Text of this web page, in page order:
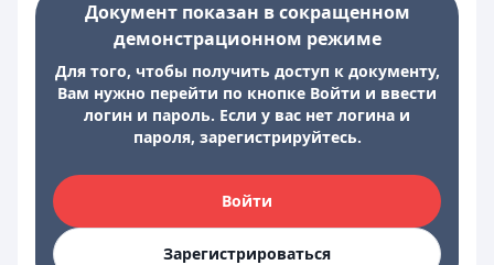
Документ показан в сокращенном
демонстрационном режиме
Для того, чтобы получить доступ к документу,
Вам нужно перейти по кнопке Войти и ввести
логин и пароль. Если у вас нет логина и
пароля, зарегистрируйтесь.
Войти
Зарегистрироваться